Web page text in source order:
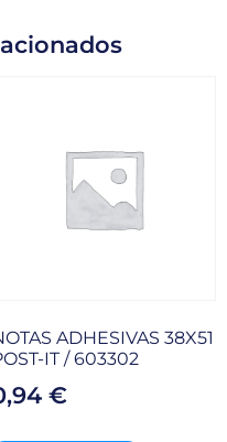
ADHESIVAS 38X51
IT / 603302
€